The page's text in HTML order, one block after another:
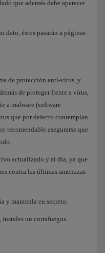
que además debe aparecer
dato, éstos pasarán a páginas
de protección anti-virus, y
de proteger frente a virus,
a malware (software
que por defecto contemplan
recomendable asegurarse que
actualizado y al día, ya que
contra las últimas amenazas
y mantenla en secreto.
instales un cortafuegos